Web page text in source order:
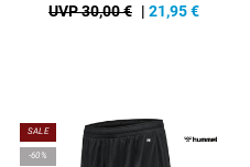
UVP 30,00 € | 21,95€
SALE
-60%